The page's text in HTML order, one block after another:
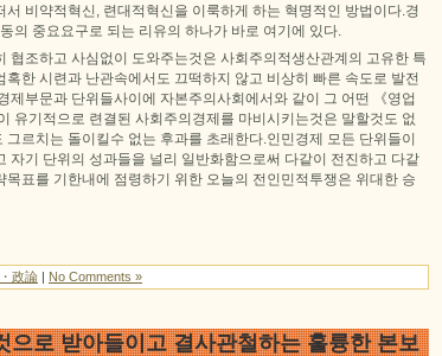
비약적혁신, 련대적혁신을 이룩하게 하는 혁명적인 방법이다.경
의 중요요구로 되는 리유의 하나가 바로 여기에 있다.
협조하고 사심없이 도와주는것은 사회주의적생산관계의 고유한 특
한 시련과 난관속에서도 끄떡하지 않고 비상히 빠른 속도로 발전
제부문과 단위들사이에 자본주의사회에서와 같이 그 어떤 《영업
유기적으로 련결된 사회주의경제를 마비시키는것은 말할것도 없
르치는 돌이킬수 없는 후과를 초래한다.인민경제 모든 단위들이
자기 단위의 성과들을 널리 일반화함으로써 다같이 전진하고 다같
표를 기한내에 점령하기 위한 오늘의 전인민적투쟁은 위대한 승
政論 | No Comments »
으로 받아들이고 결사관철하는 훌륭한 본보